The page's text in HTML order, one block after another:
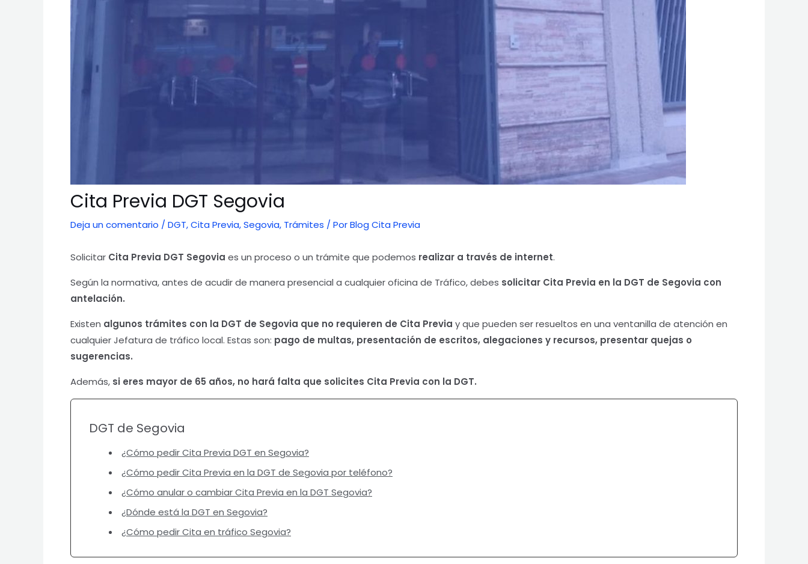
Cita Previa DGT Segovia
Deja un comentario / DGT,Cita Previa,Segovia, Trámites / PorBlog Cita Previa
Solicitar Cita Previa DGT Segovia es un proceso o un trámite que podemos realizar a través de internet.
Según la normativa, antes de acudir de manera presencial a cualquier oficina de Tráfico, debes solicitar Cita Previa en la DGT de Segovia con
antelación.
Existen algunos trámites con la DGT de Segovia que no requieren de Cita Previa y que pueden ser resueltos en una ventanilla de atención en
cualquier Jefatura de tráfico local. Estas son: pago de multas, presentación de escritos, alegaciones y recursos, presentar quejas o
sugerencias.
Además, si eres mayor de 65 años, no hará falta que solicites Cita Previa con la DGT.
DGT de Segovia
¿Cómo pedir Cita Previa DGT en Segovia?
¿Cómo pedir Cita Previa en la DGT de Segovia por teléfono?
¿Cómo anular o cambiar Cita Previa en la DGT Segovia?
¿Dónde está la DGT en Segovia?
¿Cómo pedir Cita en tráfico Segovia?